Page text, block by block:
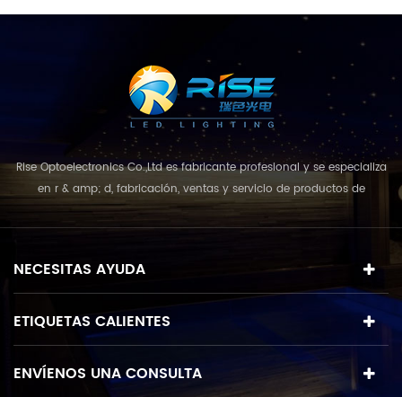
Rise Optoelectronics Co.,Ltd es fabricante profesional y se especializa
en r & amp; d, fabricación, ventas y servicio de productos de
iluminación led, con una amplia variedad de unidades de
iluminación para uso residencial, comercial y de paisaje. con el
destacado", que combina u...
NECESITAS AYUDA
ETIQUETAS CALIENTES
ENVÍENOS UNA CONSULTA